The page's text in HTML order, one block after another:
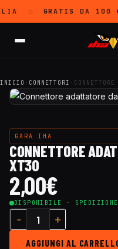
◇ GRATISDA 100
INICIO · CONNETTORI ·
GARA IHA
CONNETTORE
XT30
2,00€
DISPONIBILE ·
AGGIUNGI AL